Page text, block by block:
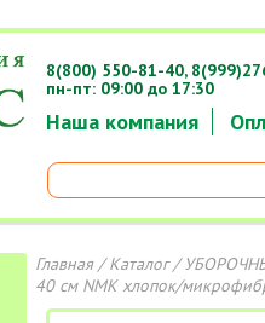
Наша компания
8(800) 550-81-40,
пн-пт: 09:00 до 17:30
Главная/Каталог/
40 см NМК хлопок/